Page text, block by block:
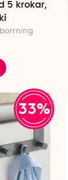
5 krokar,
33%